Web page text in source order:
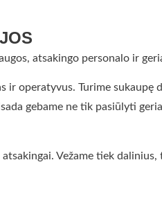
atsakingo personalo ir
ir operatyvus. Turime
gebame ne tik pasiūlyti
Vežame tiek